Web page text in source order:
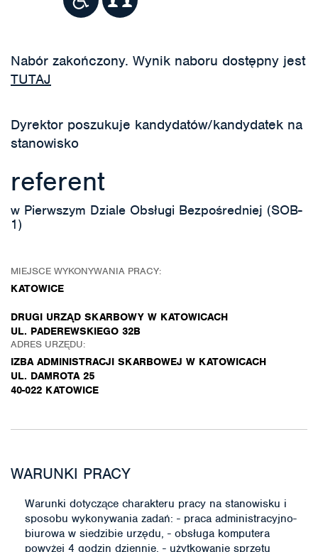
Nabór zakończony. Wynik naboru dostępny jest
TUTAJ
Dyrektor poszukuje kandydatów/kandydatek na
stanowisko
referent
w Pierwszym Dziale Obsługi Bezpośredniej (SOB-
1)
MIEJSCE WYKONYWANIA PRACY:
KATOWICE
DRUGI URZĄD SKARBOWY W KATOWICACH
UL. PADEREWSKIEGO 32B
ADRES URZĘDU:
IZBA ADMINISTRACJI SKARBOWEJ W KATOWICACH
UL. DAMROTA 25
40-022 KATOWICE
WARUNKI PRACY
Warunki dotyczące charakteru pracy na stanowisku i
sposobu wykonywania zadań: - praca administracyjno-
biurowa w siedzibie urzędu, - obsługa komputera
powyżej 4 godzin dziennie, - użytkowanie sprzętu